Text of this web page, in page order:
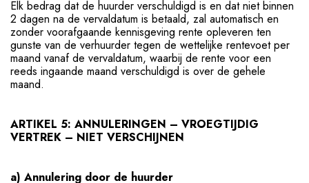
Elk bedrag dat de huurder verschuldigd is en dat niet binnen
2 dagen na de vervaldatum is betaald, zal automatisch en
zonder voorafgaande kennisgeving rente opleveren ten
gunste van de verhuurder tegen de wettelijke rentevoet per
maand vanaf de vervaldatum, waarbij de rente voor een
reeds ingaande maand verschuldigd is over de gehele
maand.
ARTIKEL 5: ANNULERINGEN – VROEGTIJDIG
VERTREK – NIET VERSCHIJNEN
a) Annulering door de huurder